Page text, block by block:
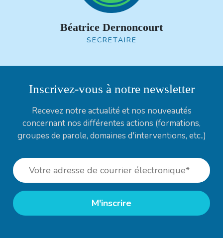
Béatrice Dernoncourt
SECRETAIRE
Inscrivez-vous à notre newsletter
Recevez notre actualité et nos nouveautés
concernant nos différentes actions (formations,
groupes de parole, domaines d'interventions, etc..)